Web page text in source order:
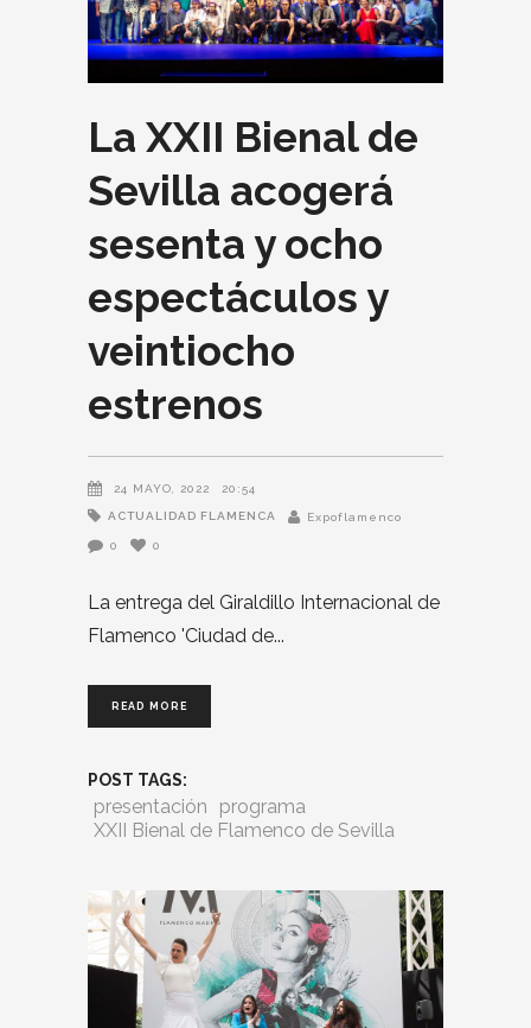
La XXII Bienal de
Sevilla acogerá
sesenta y ocho
espectáculos y
veintiocho
estrenos
24 MAYO, 2022 20:54
ACTUALIDAD FLAMENCA Expoflamenco
0 0
La entrega del Giraldillo Internacional de
Flamenco 'Ciudad de
READ MORE
POST TAGS:
presentación
programa
XXII Bienal de Flamenco de Sevilla